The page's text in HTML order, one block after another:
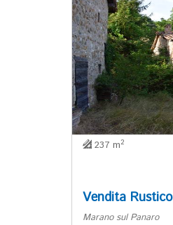
237 m2
Vendita
Marano sul Panaro